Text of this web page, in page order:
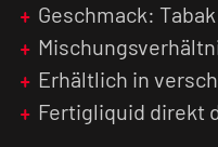
Geschmack: Tabak
Erhältlich in
Fertigliquid direkt